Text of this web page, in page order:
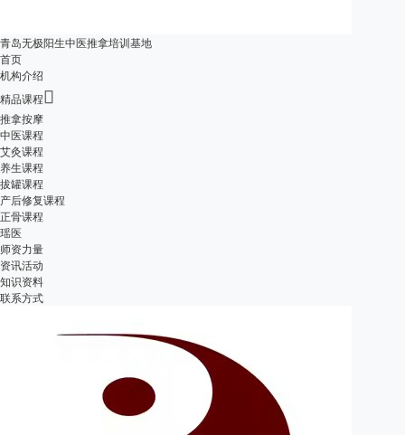
青岛无极阳生中医推拿培训基地
首页
机构介绍
精品课程
推拿按摩
中医课程
艾灸课程
养生课程
拔罐课程
产后修复课程
正骨课程
瑶医
师资力量
资讯活动
知识资料
联系方式